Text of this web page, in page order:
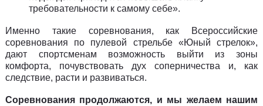
требовательности к самому себе».
Именно такие соревнования, как Всероссийские
соревнования по пулевой стрельбе «Юный стрелок»,
дают спортсменам возможность выйти из зоны
комфорта, почувствовать дух соперничества и, как
следствие, расти и развиваться.
Соревнования продолжаются, и мы желаем нашим